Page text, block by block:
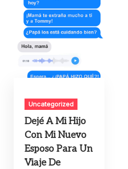
Uncategorized
Dejé A Mi Hijo
Con Mi Nuevo
Esposo Para Un
Viaje De